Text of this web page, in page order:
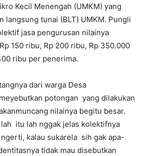
Kecil Menengah (UMKM) yang
langsung tunai (BLT) UMKM. Pungli
jasa pengurusan nilainya
150 ribu, Rp 200 ribu, Rp 350.000
ribu per penerima.
dari warga Desa
potongan yang dilakukan
nilainya begitu besar.
lah itu lah nggak jelas kolektifnya
kalau sukarela sih gak apa-
tidak mau disebutkan